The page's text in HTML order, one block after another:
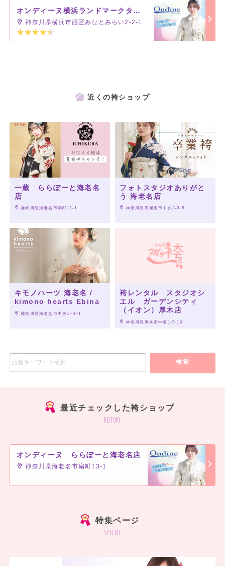
オンディーヌ横浜ランドマークタワー店
神奈川県横浜市西区みなとみらい2-2-1
近くの袴ショップ
一蔵 ららぽーと海老名
店
神奈川県海老名市扇町13-1
フォトスタジオありがと
う 海老名店
神奈川県海老名市中央3-2-5
キモノハーツ 海老名 /
kimono hearts Ebina
神奈川県海老名市中央1−4−1
袴レンタル スタジオシ
エル ガーデンシティ
（イオン）厚木店
神奈川県厚木市中町1-5-10
検索
最近チェックした袴ショップ
history
オンディーヌ ららぽーと海老名店
神奈川県海老名市扇町13-1
特集ページ
special